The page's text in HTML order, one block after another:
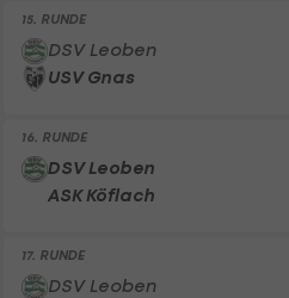
15. RUNDE
DSV Leoben
USV Gnas
16. RUNDE
DSV Leoben
ASK Köflach
17. RUNDE
DSV Leoben